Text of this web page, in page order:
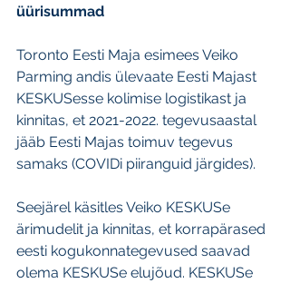
üürisummad
Toronto Eesti Maja esimees Veiko
Parming andis ülevaate Eesti Majast
KESKUSesse kolimise logistikast ja
kinnitas, et 2021-2022. tegevusaastal
jääb Eesti Majas toimuv tegevus
samaks (COVIDi piiranguid järgides).
Seejärel käsitles Veiko KESKUSe
ärimudelit ja kinnitas, et korrapärased
eesti kogukonnategevused saavad
olema KESKUSe elujõud. KESKUSe